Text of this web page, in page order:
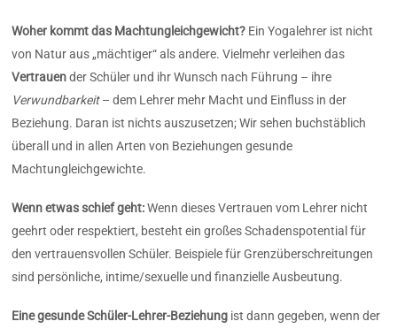
Woher kommt das Machtungleichgewicht? Ein Yogalehrer ist nicht
von Natur aus „mächtiger“ als andere. Vielmehr verleihen das
Vertrauender Schüler und ihr Wunsch nach Führung – ihre
Verwundbarkeit– dem Lehrer mehr Macht und Einfluss in der
Beziehung. Daran ist nichts auszusetzen; Wir sehen buchstäblich
überall und in allen Arten von Beziehungen gesunde
Machtungleichgewichte.
Wenn etwas schief geht:Wenn dieses Vertrauen vom Lehrer nicht
geehrt oder respektiert, besteht ein großes Schadenspotential für
den vertrauensvollen Schüler. Beispiele für Grenzüberschreitungen
sind persönliche, intime/sexuelle und finanzielle Ausbeutung.
Eine gesunde Schüler-Lehrer-Beziehung ist dann gegeben, wenn der